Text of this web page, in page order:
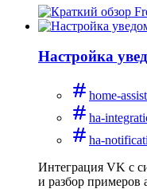
Настройка
home-
ha-
ha-
Интеграция VK с
и разбор примеров